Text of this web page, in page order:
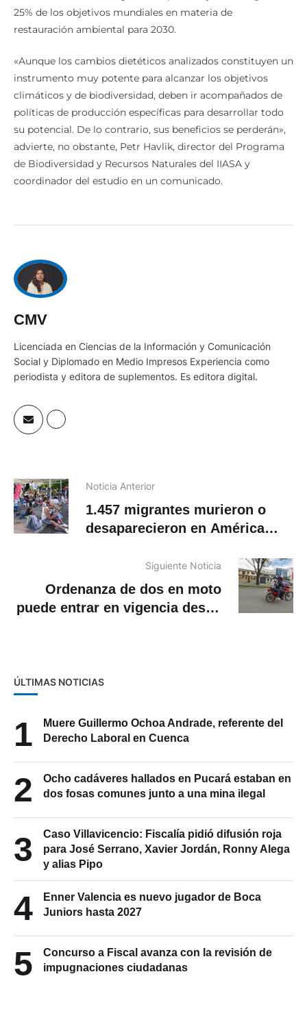
25% de los objetivos mundiales en materia de
restauración ambiental para 2030.
«Aunque los cambios dietéticos analizados constituyen un
instrumento muy potente para alcanzar los objetivos
climáticos y de biodiversidad, deben ir acompañados de
políticas de producción específicas para desarrollar todo
su potencial. De lo contrario, sus beneficios se perderán»,
advierte, no obstante, Petr Havlik, director del Programa
de Biodiversidad y Recursos Naturales del IIASA y
coordinador del estudio en un comunicado.
CMV
Licenciada en Ciencias de la Información y Comunicación
Social y Diplomado en Medio Impresos Experiencia como
periodista y editora de suplementos. Es editora digital.
Noticia Anterior
1.457 migrantes murieron o
desaparecieron en América
Siguiente Noticia
Ordenanza de dos en moto
puede entrar en vigencia desde
ÚLTIMAS NOTICIAS
1
Muere Guillermo Ochoa Andrade, referente del
Derecho Laboral en Cuenca
2
Ocho cadáveres hallados en Pucará estaban en
dos fosas comunes junto a una mina ilegal
3
Caso Villavicencio: Fiscalía pidió difusión roja
para José Serrano, Xavier Jordán, Ronny Alega
y alias Pipo
4
Enner Valencia es nuevo jugador de Boca
Juniors hasta 2027
5
Concurso a Fiscal avanza con la revisión de
impugnaciones ciudadanas